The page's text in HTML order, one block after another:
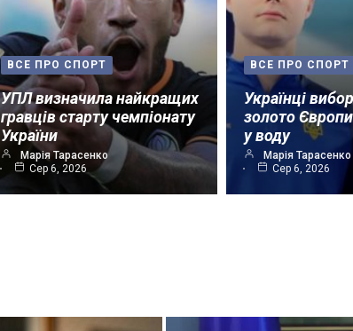
ВСЕ ПРО СПОРТ
УПЛ визначила найкращих
гравців старту чемпіонату
України
Марія Тарасенко
Сер 6, 2026
ВСЕ ПРО СПОРТ
Українці
золото Європи
у воду
Марія Тарасенко
Сер 6, 2026